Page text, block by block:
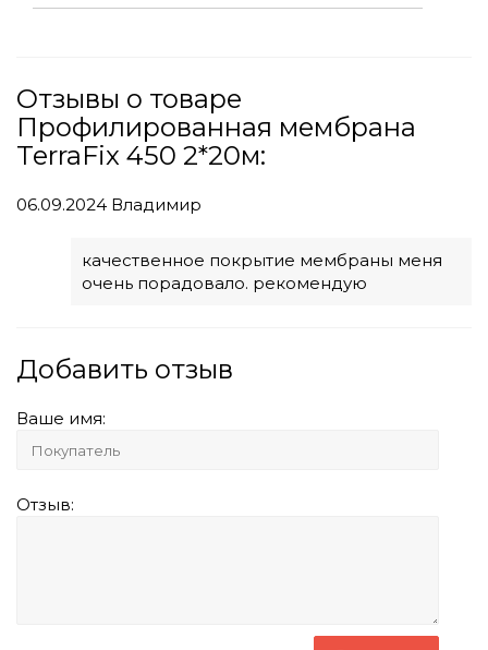
Отзывы о товаре
Профилированная мембрана
TerraFix 450 2*20м:
06.09.2024 Владимир
качественное покрытие мембраны меня
очень порадовало. рекомендую
Добавить отзыв
Ваше имя:
Отзыв: